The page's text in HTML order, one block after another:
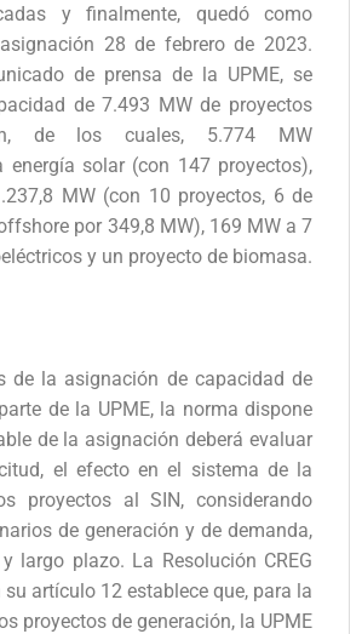
y finalmente, quedó como
28 de febrero de 2023.
de prensa de la UPME, se
de 7.493 MW de proyectos
de los cuales, 5.774 MW
energía solar (con 147 proyectos),
MW (con 10 proyectos, 6 de
por 349,8 MW), 169 MW a 7
y un proyecto de biomasa.
de la asignación de capacidad de
de la UPME, la norma dispone
de la asignación deberá evaluar
el efecto en el sistema de la
proyectos al SIN, considerando
de generación y de demanda,
largo plazo. La Resolución CREG
su artículo 12 establece que, para la
proyectos de generación, la UPME